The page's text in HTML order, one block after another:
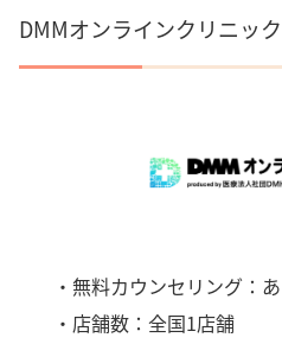
DMMオンラインクリニッ
・無料カウンセリング：
・店舗数：全国1店舗